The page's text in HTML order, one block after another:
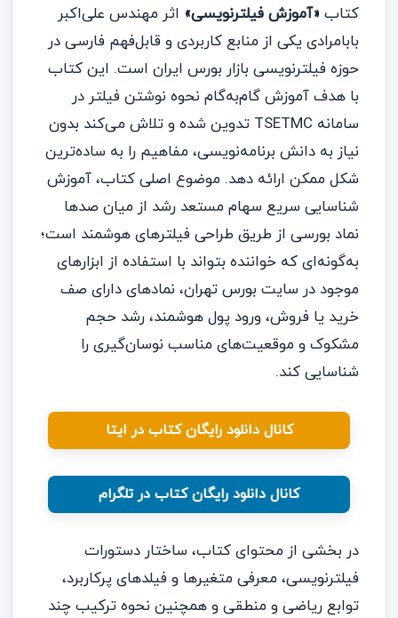
کتاب«آموزش فیلترنویسی» اثر مهندس علی‌اکبر
بابامرادی یکی از منابع کاربردی و قابل‌فهم فارسی در
حوزه فیلترنویسی بازار بورس ایران است. این کتاب
با هدف آموزش گام‌به‌گام نحوه نوشتن فیلتر در
سامانه TSETMC تدوین شده و تلاش می‌کند بدون
نیاز به دانش برنامه‌نویسی، مفاهیم را به ساده‌ترین
شکل ممکن ارائه دهد. موضوع اصلی کتاب، آموزش
شناسایی سریع سهام مستعد رشد از میان صدها
نماد بورسی از طریق طراحی فیلترهای هوشمند است؛
به‌گونه‌ای که خواننده بتواند با استفاده از ابزارهای
موجود در سایت بورس تهران، نمادهای دارای صف
خرید یا فروش، ورود پول هوشمند، رشد حجم
مشکوک و موقعیت‌های مناسب نوسان‌گیری را
شناسایی کند.
کانال دانلود رایگان کتاب در ایتا
کانال دانلود رایگان کتاب در تلگرام
در بخشی از محتوای کتاب، ساختار دستورات
فیلترنویسی، معرفی متغیرها و فیلدهای پرکاربرد،
توابع ریاضی و منطقی و همچنین نحوه ترکیب چند